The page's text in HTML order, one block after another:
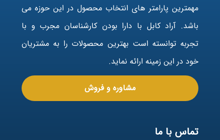
مهمترین پارامتر های انتخاب محصول در این حوزه می
باشد. آراد کابل با دارا بودن کارشناسان مجرب و با
تجربه توانسته است بهترین محصولات را به مشتریان
خود در این زمینه ارائه نماید.
مشاوره و فروش
تماس با ما